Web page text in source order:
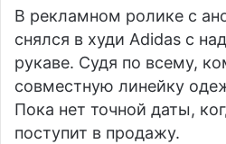
В рекламном ролике с
снялся в худи Adidas с
рукаве. Судя по всему,
совместную линейку
Пока нет точной даты,
поступит в продажу.